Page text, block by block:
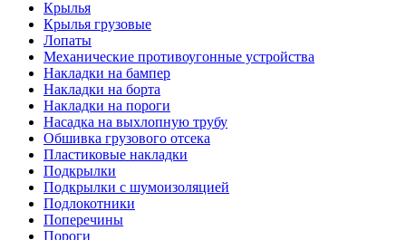
Крылья
Крылья грузовые
Лопаты
Механические противоугонные устройства
Накладки на бампер
Накладки на борта
Накладки на пороги
Насадка на выхлопную трубу
Обшивка грузового отсека
Пластиковые накладки
Подкрылки
Подкрылки с шумоизоляцией
Подлокотники
Поперечины
Пороги